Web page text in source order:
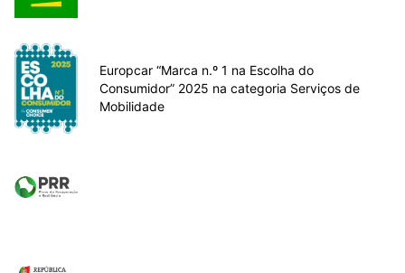
Europcar “Marca n.º 1 na Escolha do
Consumidor” 2025 na categoria Serviços de
Mobilidade